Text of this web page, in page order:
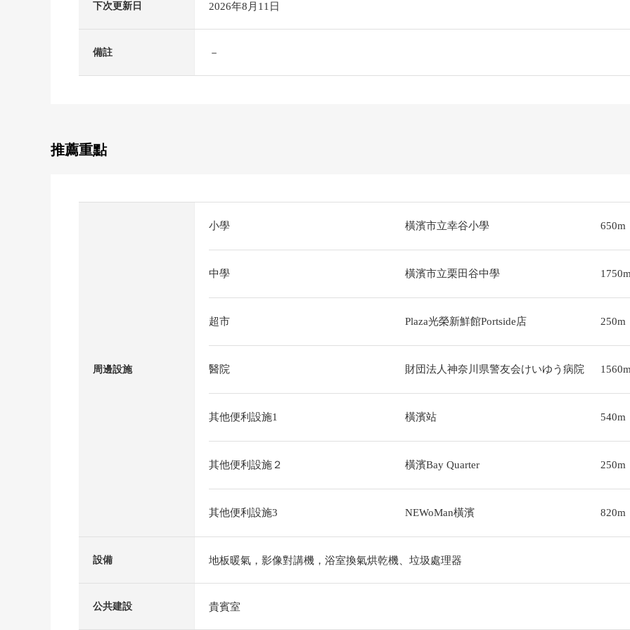
下次更新日 2026年8月11日
備註 －
推薦重點
周邊設施
小學 橫濱市立幸谷小學 650m
中學 橫濱市立栗田谷中學
超市 Plaza光榮新鮮館Portside店 250m
醫院 財団法人神奈川県警友会けいゆう病院
其他便利設施1 橫濱站 540m
其他便利設施２ 橫濱Bay Quarter 250m
其他便利設施3 NEWoMan橫濱 820m
設備 地板暖氣，影像對講機，浴室換氣烘乾機、垃圾處理器
公共建設 貴賓室